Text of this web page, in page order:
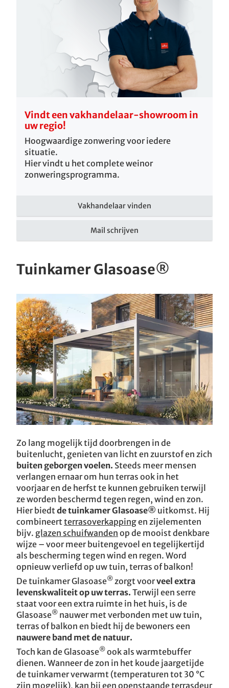
Vindt een vakhandelaar-showroom in
uw regio!
Hoogwaardige zonwering voor iedere
situatie.
Hier vindt u het complete weinor
zonweringsprogramma.
Vakhandelaar vinden
Mail schrijven
Tuinkamer Glasoase®
Zo lang mogelijk tijd doorbrengen in de
buitenlucht, genieten van licht en zuurstof en zich
buiten geborgen voelen. Steeds meer mensen
verlangen ernaar om hun terras ook in het
voorjaar en de herfst te kunnen gebruiken terwijl
ze worden beschermd tegen regen, wind en zon.
Hier biedtde tuinkamer Glasoase® uitkomst. Hij
combineertterrasoverkappingen zijelementen
bijv. glazen schuifwanden op de mooist denkbare
wijze – voor meer buitengevoel en tegelijkertijd
als bescherming tegen wind en regen. Word
opnieuw verliefd op uw tuin, terras of balkon!
De tuinkamer Glasoase® zorgt voorveel extra
levenskwaliteit op uw terras. Terwijl een serre
staat voor een extra ruimte in het huis, is de
Glasoase® nauwer met verbonden met uw tuin,
terras of balkon en biedt hij de bewoners een
nauwere band met de natuur.
Toch kan de Glasoase® ook als warmtebuffer
dienen. Wanneer de zon in het koude jaargetijde
de tuinkamer verwarmt (temperaturen tot 30 °C
zijn mogelijk), kan bij een openstaande terrasdeur